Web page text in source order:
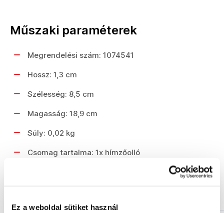
Ez a weboldal sütiket használ
Műszaki paraméterek
Megrendelési szám: 1074541
Hossz: 1,3 cm
Szélesség: 8,5 cm
Magasság: 18,9 cm
Súly: 0,02 kg
Csomag tartalma: 1x hímzőolló